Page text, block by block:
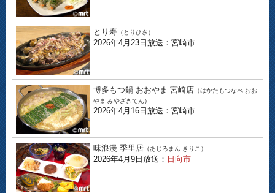
とり寿 （とりひさ）
2026年4月23日放送：宮崎市
博多もつ鍋 おおやま 宮崎店 （はかたもつなべ おお
やま みやざきてん）
2026年4月16日放送：宮崎市
味浪漫 季里居 （あじろまん きりこ）
2026年4月9日放送： 日向市